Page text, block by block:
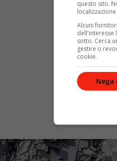
questo sito.
Alcuni
dell'interesse
sotto. Cerca
gestire o
cookie.
Nega